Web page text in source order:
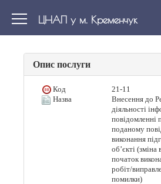
ЦНАП у м. Кременчук
Опис послуги
Код
21-11
Назва
Внесення до
діяльності
повідомленні
поданому
виконання
об’єкті
початок
робіт/
помилки)